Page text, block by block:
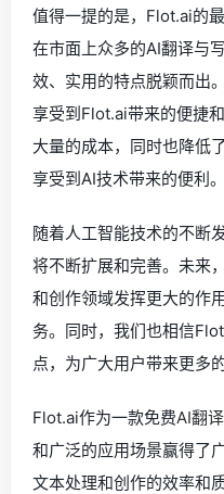
值得一提的是，Flot.ai的
在市面上众多的AI翻译与
效、实用的特点脱颖而出
享受到Flot.ai带来的便捷
大量的成本，同时也降低
享受到AI技术带来的便利。
随着人工智能技术的不断
将不断扩展和完善。未来
和创作领域发挥更大的作
务。同时，我们也相信
点，为广大用户带来更多
Flot.ai作为一款免费AI翻译
和广泛的应用场景赢得了
文本处理和创作的效率和